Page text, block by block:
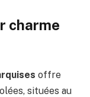
charme
offre
situées au